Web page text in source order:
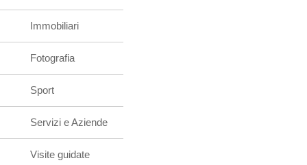
Immobiliari
Fotografia
Sport
Servizi e Aziende
Visite guidate